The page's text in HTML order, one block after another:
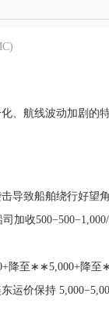
、航线波动加剧的
导致船舶绕行好望
加收
降至∗∗5,000+降
运价保持